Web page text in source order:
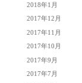
2018年1月
2017年12月
2017年11月
2017年10月
2017年9月
2017年7月